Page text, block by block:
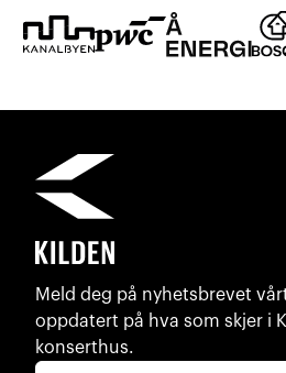
Meld deg på nyhetsbrevet
oppdatert på hva som skjer i
konserthus.